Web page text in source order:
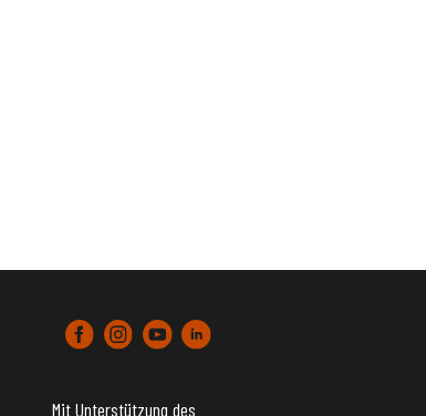
Mit Unterstützung des